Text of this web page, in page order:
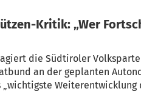
Kritik: „Wer
die Südtiroler
an der geplanten
Weiterentwicklung